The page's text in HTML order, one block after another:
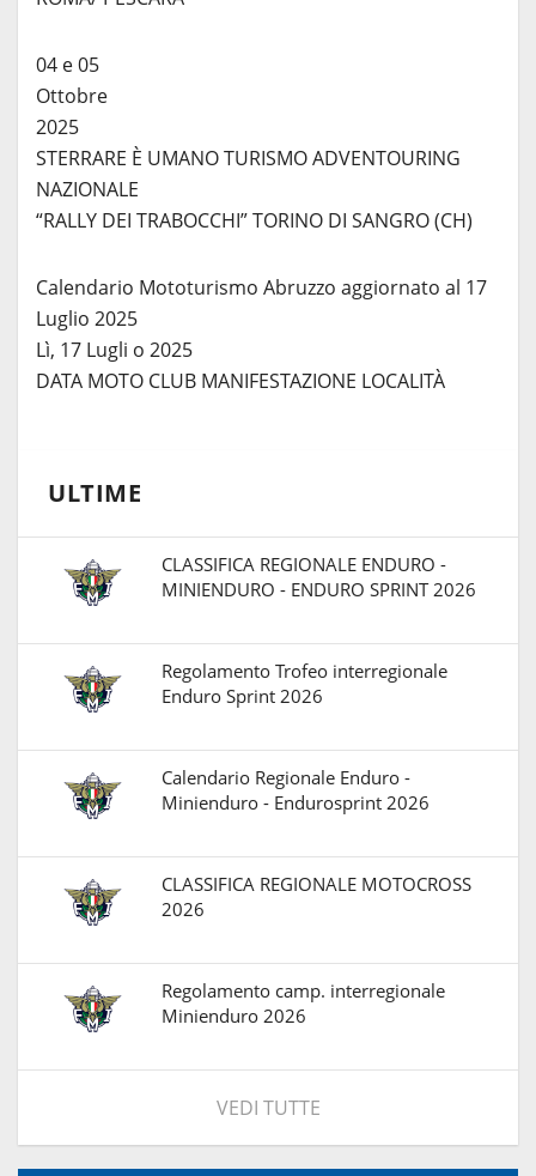
04 e 05
Ottobre
2025
STERRARE È UMANO TURISMO ADVENTOURING
NAZIONALE
“RALLY DEI TRABOCCHI” TORINO DI SANGRO (CH)
Calendario Mototurismo Abruzzo aggiornato al 17
Luglio 2025
Lì, 17 Lugli o 2025
DATA MOTO CLUB MANIFESTAZIONE LOCALITÀ
ULTIME
CLASSIFICA REGIONALE ENDURO -
MINIENDURO - ENDURO SPRINT 2026
Regolamento Trofeo interregionale
Enduro Sprint 2026
Calendario Regionale Enduro -
Minienduro - Endurosprint 2026
CLASSIFICA REGIONALE MOTOCROSS
2026
Regolamento camp. interregionale
Minienduro 2026
VEDI TUTTE